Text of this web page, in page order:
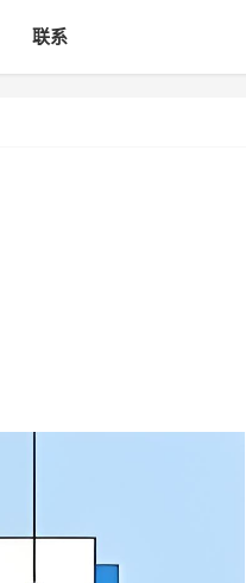
联系